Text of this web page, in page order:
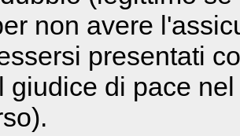
non avere
presentati
giudice di pace